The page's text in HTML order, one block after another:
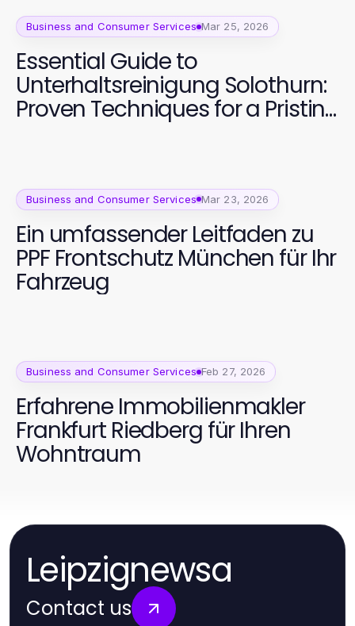
Business and Consumer Services Mar 25, 2026
Essential Guide to
Unterhaltsreinigung Solothurn:
Proven Techniques for a Pristine
Business and Consumer Services Mar 23, 2026
Ein umfassender Leitfaden zu
PPF Frontschutz München für Ihr
Fahrzeug
Business and Consumer Services Feb 27, 2026
Erfahrene Immobilienmakler
Frankfurt Riedberg für Ihren
Wohntraum
Leipzignewsa
Contact us